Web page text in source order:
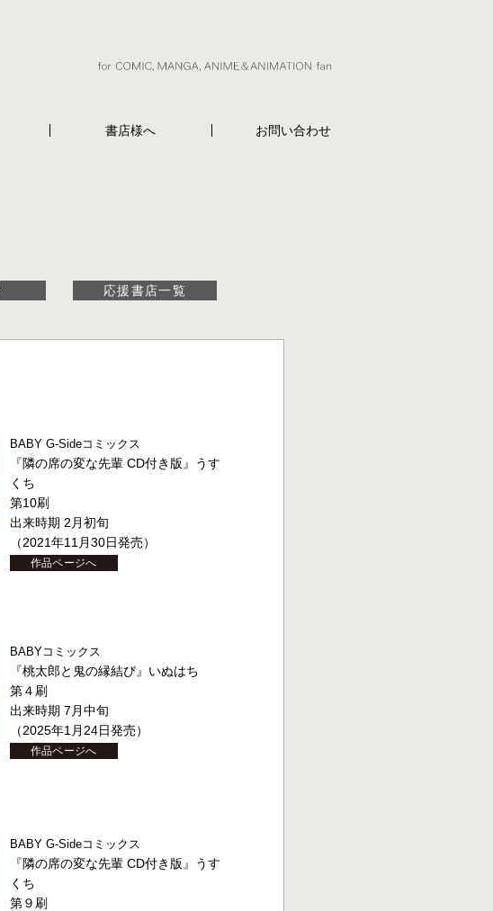
書店様へ お問い合わせ
応援書店一覧
BABY G-Sideコミックス
『隣の席の変な先輩 CD付き版』うす
くち
第10刷
出来時期 2月初旬
（2021年11月30日発売）
作品ページへ
BABYコミックス
『桃太郎と鬼の縁結び』いぬはち
第４刷
出来時期 7月中旬
（2025年1月24日発売）
作品ページへ
BABY G-Sideコミックス
『隣の席の変な先輩 CD付き版』うす
くち
第９刷